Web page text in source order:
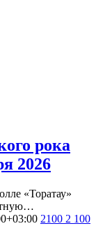
рока
2026
«Торатау»
2100 2 100